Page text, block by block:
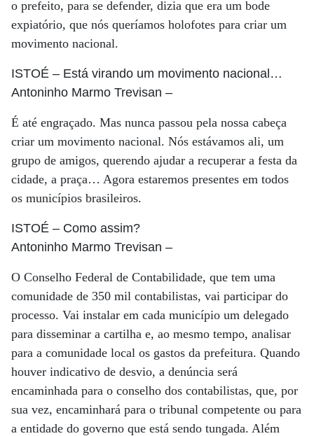
o prefeito, para se defender, dizia que era um bode
expiatório, que nós queríamos holofotes para criar um
movimento nacional.
ISTOÉ – Está virando um movimento nacional…
Antoninho Marmo Trevisan –
É até engraçado. Mas nunca passou pela nossa cabeça
criar um movimento nacional. Nós estávamos ali, um
grupo de amigos, querendo ajudar a recuperar a festa da
cidade, a praça… Agora estaremos presentes em todos
os municípios brasileiros.
ISTOÉ – Como assim?
Antoninho Marmo Trevisan –
O Conselho Federal de Contabilidade, que tem uma
comunidade de 350 mil contabilistas, vai participar do
processo. Vai instalar em cada município um delegado
para disseminar a cartilha e, ao mesmo tempo, analisar
para a comunidade local os gastos da prefeitura. Quando
houver indicativo de desvio, a denúncia será
encaminhada para o conselho dos contabilistas, que, por
sua vez, encaminhará para o tribunal competente ou para
a entidade do governo que está sendo tungada. Além